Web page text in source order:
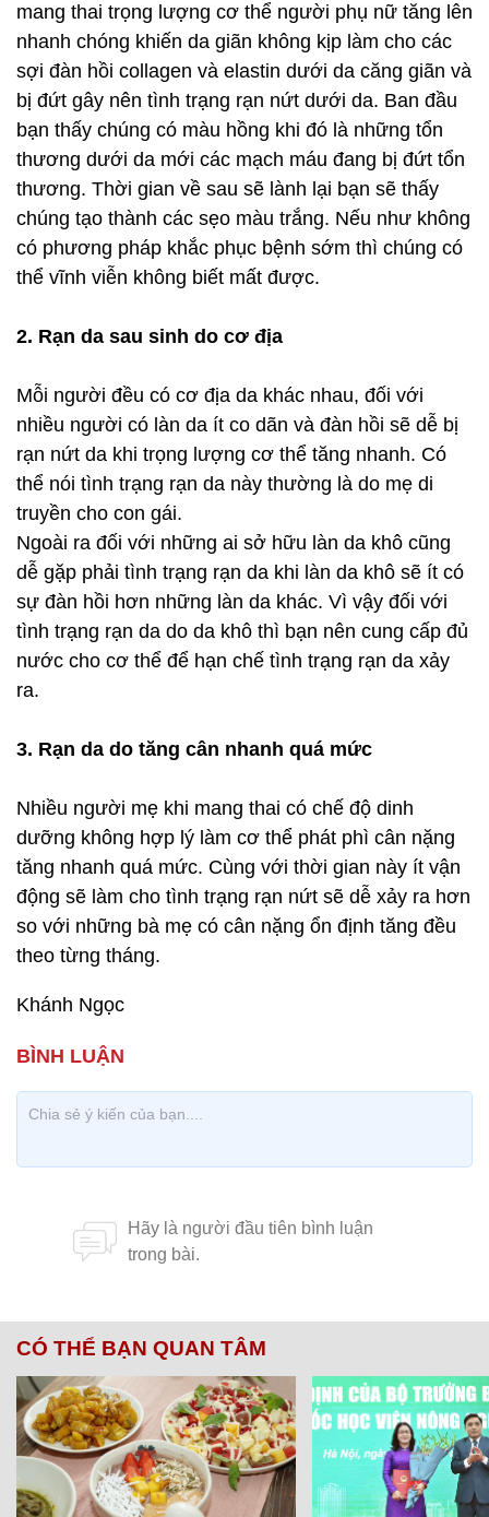
mang thai trọng lượng cơ thể người phụ nữ tăng lên
nhanh chóng khiến da giãn không kịp làm cho các
sợi đàn hồi collagen và elastin dưới da căng giãn và
bị đứt gây nên tình trạng rạn nứt dưới da. Ban đầu
bạn thấy chúng có màu hồng khi đó là những tổn
thương dưới da mới các mạch máu đang bị đứt tổn
thương. Thời gian về sau sẽ lành lại bạn sẽ thấy
chúng tạo thành các sẹo màu trắng. Nếu như không
có phương pháp khắc phục bệnh sớm thì chúng có
thể vĩnh viễn không biết mất được.
2. Rạn da sau sinh do cơ địa
Mỗi người đều có cơ địa da khác nhau, đối với
nhiều người có làn da ít co dãn và đàn hồi sẽ dễ bị
rạn nứt da khi trọng lượng cơ thể tăng nhanh. Có
thể nói tình trạng rạn da này thường là do mẹ di
truyền cho con gái.
Ngoài ra đối với những ai sở hữu làn da khô cũng
dễ gặp phải tình trạng rạn da khi làn da khô sẽ ít có
sự đàn hồi hơn những làn da khác. Vì vậy đối với
tình trạng rạn da do da khô thì bạn nên cung cấp đủ
nước cho cơ thể để hạn chế tình trạng rạn da xảy
ra.
3. Rạn da do tăng cân nhanh quá mức
Nhiều người mẹ khi mang thai có chế độ dinh
dưỡng không hợp lý làm cơ thể phát phì cân nặng
tăng nhanh quá mức. Cùng với thời gian này ít vận
động sẽ làm cho tình trạng rạn nứt sẽ dễ xảy ra hơn
so với những bà mẹ có cân nặng ổn định tăng đều
theo từng tháng.
Khánh Ngọc
CÓ THỂ BẠN QUAN TÂM